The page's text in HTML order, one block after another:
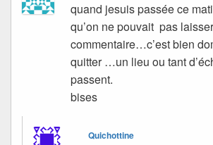
quand jesuis passée ce
qu’on ne pouvait pas
commentaire…c’est bien
quitter …un lieu ou tant
passent.
bises
Quichottine